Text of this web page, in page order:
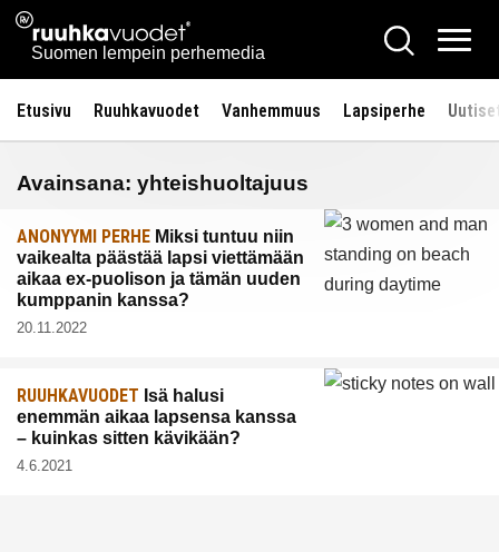
Siirry
sisältöön
Ruuhkavuodet.fi
Suomen lempein perhemedia
Hae
Etusivu Ruuhkavuodet Vanhemmuus Lapsiperhe
Avainsana: yhteishuoltajuus
ANONYYMI PERHE Miksi tuntuu niin
vaikealta päästää lapsi viettämään
aikaa ex-puolison ja tämän uuden
kumppanin kanssa?
20.11.2022
RUUHKAVUODET Isä halusi
enemmän aikaa lapsensa kanssa
– kuinkas sitten kävikään?
4.6.2021